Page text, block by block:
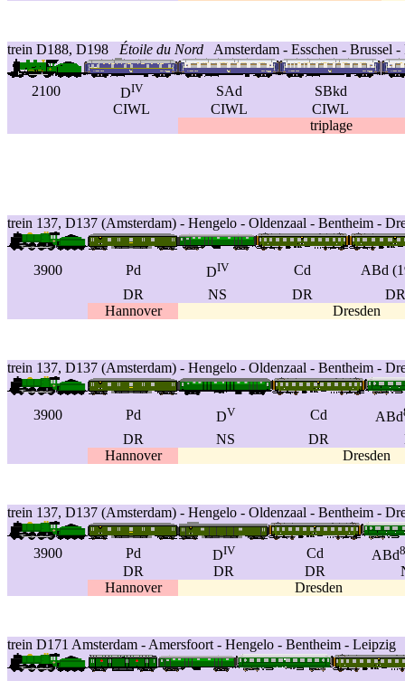
trein D188, D198 Étoile du Nord Amsterdam - Esschen - Brussel
2100 DIV SAd
SBkd
CIWL
CIWL
CIWL
triplage
trein 137, D137 (Amsterdam) - Hengelo - Oldenzaal - Bentheim -
3900 Pd DIV Cd
ABd
DR
NS DR
DR
Hannover
Dresden
trein 137, D137 (Amsterdam) - Hengelo - Oldenzaal - Bentheim -
3900 Pd DV Cd ABd
DR NS DR
Hannover
Dresden
trein 137, D137 (Amsterdam) - Hengelo - Oldenzaal - Bentheim -
3900 Pd DIV Cd ABd8
DR DR DR
Hannover
Dresden
trein D171 Amsterdam - Amersfoort - Hengelo - Bentheim -